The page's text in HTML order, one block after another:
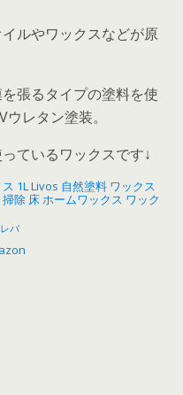
ルやワックスなどが原
張るタイプの塗料を使
レタン塗装。
ているワックスです↓
1L Livos 自然塗料 ワックス
除 床 ホームワックス ワック
バ